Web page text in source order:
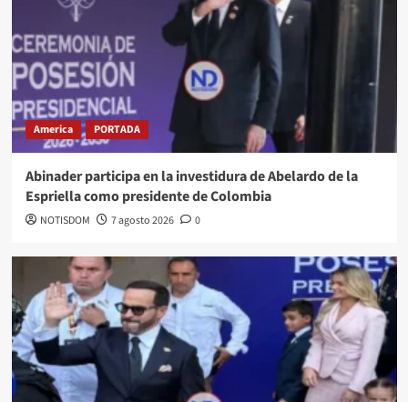
America PORTADA
Abinader participa en la investidura de Abelardo de la
Espriella como presidente de Colombia
NOTISDOM 7 agosto 2026 0